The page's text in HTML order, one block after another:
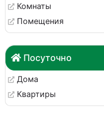
Комнаты
Помещения
Посуточно
Дома
Квартиры